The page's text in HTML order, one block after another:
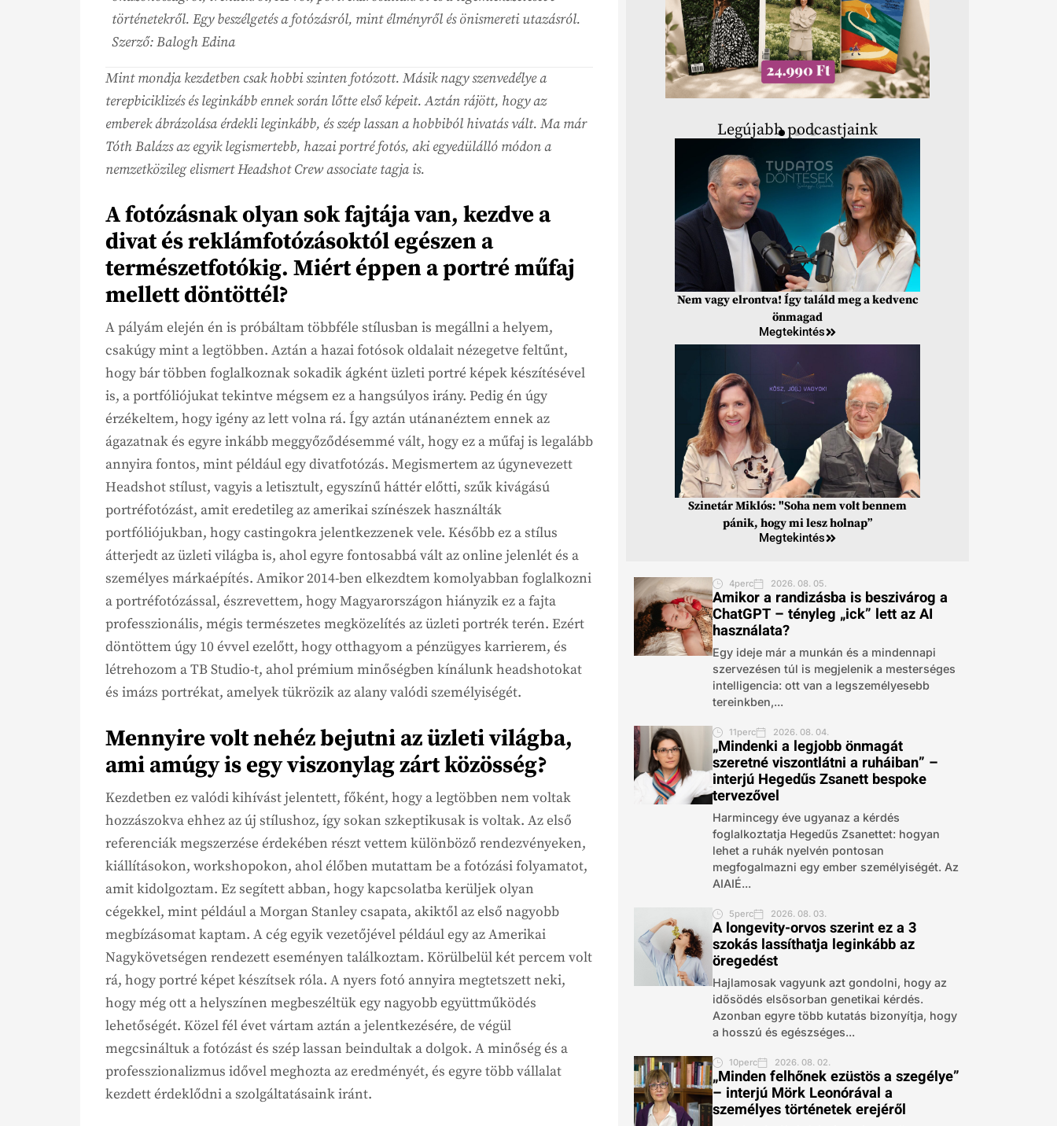
történetekről. Egy beszélgetés a fotózásról, mint élményről és önismereti utazásról.
Szerző: Balogh Edina
Mint mondja kezdetben csak hobbi szinten fotózott. Másik nagy szenvedélye a
terepbiciklizés és leginkább ennek során lőtte első képeit. Aztán rájött, hogy az
emberek ábrázolása érdekli leginkább, és szép lassan a hobbiból hivatás vált. Ma már
Tóth Balázs az egyik legismertebb, hazai portré fotós, aki egyedülálló módon a
nemzetközileg elismert Headshot Crew associate tagja is.
A fotózásnak olyan sok fajtája van, kezdve a
divat és reklámfotózásoktól egészen a
természetfotókig. Miért éppen a portré műfaj
mellett döntöttél?
A pályám elején én is próbáltam többféle stílusban is megállni a helyem,
csakúgy mint a legtöbben. Aztán a hazai fotósok oldalait nézegetve feltűnt,
hogy bár többen foglalkoznak sokadik ágként üzleti portré képek készítésével
is, a portfóliójukat tekintve mégsem ez a hangsúlyos irány. Pedig én úgy
érzékeltem, hogy igény az lett volna rá. Így aztán utánanéztem ennek az
ágazatnak és egyre inkább meggyőződésemmé vált, hogy ez a műfaj is legalább
annyira fontos, mint például egy divatfotózás. Megismertem az úgynevezett
Headshot stílust, vagyis a letisztult, egyszínű háttér előtti, szűk kivágású
portréfotózást, amit eredetileg az amerikai színészek használták
portfóliójukban, hogy castingokra jelentkezzenek vele. Később ez a stílus
átterjedt az üzleti világba is, ahol egyre fontosabbá vált az online jelenlét és a
személyes márkaépítés. Amikor 2014-ben elkezdtem komolyabban foglalkozni
a portréfotózással, észrevettem, hogy Magyarországon hiányzik ez a fajta
professzionális, mégis természetes megközelítés az üzleti portrék terén. Ezért
döntöttem úgy 10 évvel ezelőtt, hogy otthagyom a pénzügyes karrierem, és
létrehozom a TB Studio-t, ahol prémium minőségben kínálunk headshotokat
és imázs portrékat, amelyek tükrözik az alany valódi személyiségét.
Mennyire volt nehéz bejutni az üzleti világba,
ami amúgy is egy viszonylag zárt közösség?
Kezdetben ez valódi kihívást jelentett, főként, hogy a legtöbben nem voltak
hozzászokva ehhez az új stílushoz, így sokan szkeptikusak is voltak. Az első
referenciák megszerzése érdekében részt vettem különböző rendezvényeken,
kiállításokon, workshopokon, ahol élőben mutattam be a fotózási folyamatot,
amit kidolgoztam. Ez segített abban, hogy kapcsolatba kerüljek olyan
cégekkel, mint például a Morgan Stanley csapata, akiktől az első nagyobb
megbízásomat kaptam. A cég egyik vezetőjével például egy az Amerikai
Nagykövetségen rendezett eseményen találkoztam. Körülbelül két percem volt
rá, hogy portré képet készítsek róla. A nyers fotó annyira megtetszett neki,
hogy még ott a helyszínen megbeszéltük egy nagyobb együttműködés
lehetőségét. Közel fél évet vártam aztán a jelentkezésére, de végül
megcsináltuk a fotózást és szép lassan beindultak a dolgok. A minőség és a
professzionalizmus idővel meghozta az eredményét, és egyre több vállalat
kezdett érdeklődni a szolgáltatásaink iránt.
Legújabb podcastjaink
Nem vagy elrontva! Így találd meg a kedvenc
önmagad
Megtekintés
Szinetár Miklós: "Soha nem volt bennem
pánik, hogy mi lesz holnap”
Megtekintés
4perc 2026. 08. 05.
Amikor a randizásba is beszivárog a
ChatGPT – tényleg „ick” lett az AI
használata?
Egy ideje már a munkán és a mindennapi
szervezésen túl is megjelenik a mesterséges
intelligencia: ott van a legszemélyesebb
tereinkben,...
11perc 2026. 08. 04.
„Mindenki a legjobb önmagát
szeretné viszontlátni a ruháiban” –
interjú Hegedűs Zsanett bespoke
tervezővel
Harmincegy éve ugyanaz a kérdés
foglalkoztatja Hegedűs Zsanettet: hogyan
lehet a ruhák nyelvén pontosan
megfogalmazni egy ember személyiségét. Az
AIAIÉ...
5perc 2026. 08. 03.
A longevity-orvos szerint ez a 3
szokás lassíthatja leginkább az
öregedést
Hajlamosak vagyunk azt gondolni, hogy az
idősödés elsősorban genetikai kérdés.
Azonban egyre több kutatás bizonyítja, hogy
a hosszú és egészséges...
10perc 2026. 08. 02.
„Minden felhőnek ezüstös a szegélye”
– interjú Mörk Leonórával a
személyes történetek erejéről